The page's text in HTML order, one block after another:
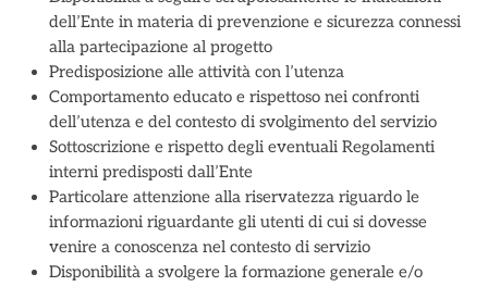
dell’Ente in materia di prevenzione e sicurezza connessi
alla partecipazione al progetto
Predisposizione alle attività con l’utenza
Comportamento educato e rispettoso nei confronti
dell’utenza e del contesto di svolgimento del servizio
Sottoscrizione e rispetto degli eventuali Regolamenti
interni predisposti dall’Ente
Particolare attenzione alla riservatezza riguardo le
informazioni riguardante gli utenti di cui si dovesse
venire a conoscenza nel contesto di servizio
Disponibilità a svolgere la formazione generale e/o